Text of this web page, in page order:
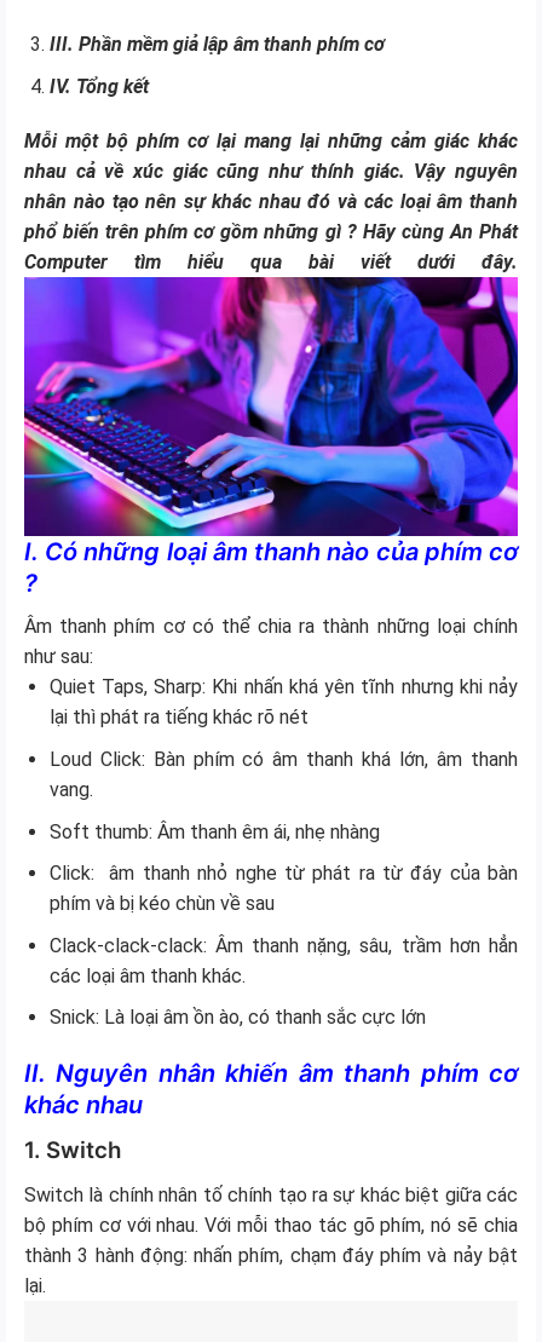
III. Phần mềm giả lập âm thanh phím cơ
IV. Tổng kết
Mỗi một bộ phím cơ lại mang lại những cảm giác khác
nhau cả về xúc giác cũng như thính giác. Vậy nguyên
nhân nào tạo nên sự khác nhau đó và các loại âm thanh
phổ biến trên phím cơ gồm những gì ? Hãy cùng An Phát
Computer tìm hiểu qua bài viết dưới đây.
I. Có những loại âm thanh nào của phím cơ
?
Âm thanh phím cơ có thể chia ra thành những loại chính
như sau:
Quiet Taps, Sharp: Khi nhấn khá yên tĩnh nhưng khi nảy
lại thì phát ra tiếng khác rõ nét
Loud Click: Bàn phím có âm thanh khá lớn, âm thanh
vang.
Soft thumb: Âm thanh êm ái, nhẹ nhàng
Click: âm thanh nhỏ nghe từ phát ra từ đáy của bàn
phím và bị kéo chùn về sau
Clack-clack-clack: Âm thanh nặng, sâu, trầm hơn hẳn
các loại âm thanh khác.
Snick: Là loại âm ồn ào, có thanh sắc cực lớn
II. Nguyên nhân khiến âm thanh phím cơ
khác nhau
1. Switch
Switch là chính nhân tố chính tạo ra sự khác biệt giữa các
bộ phím cơ với nhau. Với mỗi thao tác gõ phím, nó sẽ chia
thành 3 hành động: nhấn phím, chạm đáy phím và nảy bật
lại.